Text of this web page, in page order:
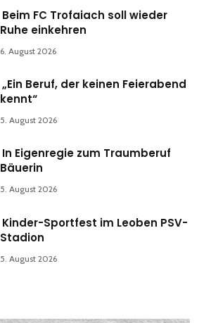
Beim FC Trofaiach soll wieder
Ruhe einkehren
6. August 2026
„Ein Beruf, der keinen Feierabend
kennt“
5. August 2026
In Eigenregie zum Traumberuf
Bäuerin
5. August 2026
Kinder-Sportfest im Leoben PSV-
Stadion
5. August 2026